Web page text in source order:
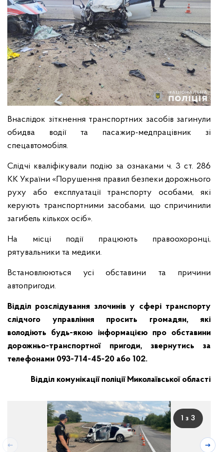
Внаслідок зіткнення транспортних засобів загинули
обидва водії та пасажир-медпрацівник зі
спецавтомобіля.
Слідчі кваліфікували подію за ознаками ч. 3 ст. 286
КК України «Порушення правил безпеки дорожнього
руху або експлуатації транспорту особами, які
керують транспортними засобами, що спричинили
загибель кількох осіб».
На місці події працюють правоохоронці,
рятувальники та медики.
Встановлюються усі обставини та причини
автопригоди.
Відділ розслідування злочинів у сфері транспорту
слідчого управління просить громадян, які
володіють будь-якою інформацією про обставини
дорожньо-транспортної пригоди, звернутись за
телефонами 093-714-45-20 або 102.
Відділ комунікації поліції Миколаївської області
1 з 3